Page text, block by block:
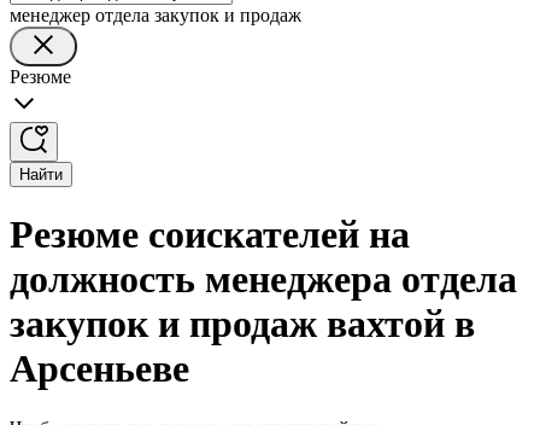
менеджер отдела закупок и продаж
Резюме
Найти
Резюме соискателей на
должность менеджера отдела
закупок и продаж вахтой в
Арсеньеве